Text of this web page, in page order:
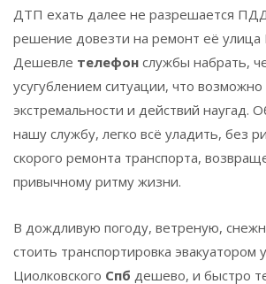
ДТП ехать далее не разрешается
решение довезти на ремонт её улица
Дешевле телефон службы набрать,
усугублением ситуации, что возможно
экстремальности и действий наугад.
нашу службу, легко всё уладить, без
скорого ремонта транспорта,
привычному ритму жизни.
В дождливую погоду, ветреную,
стоить транспортировка эвакуатором
Циолковского Спб дешево, и быстро